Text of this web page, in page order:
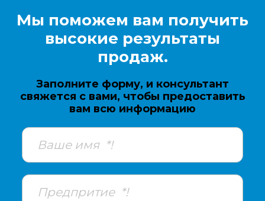
Мы поможем вам получить
высокие результаты
продаж.
Заполните форму, и консультант
свяжется с вами, чтобы предоставить
вам всю информацию